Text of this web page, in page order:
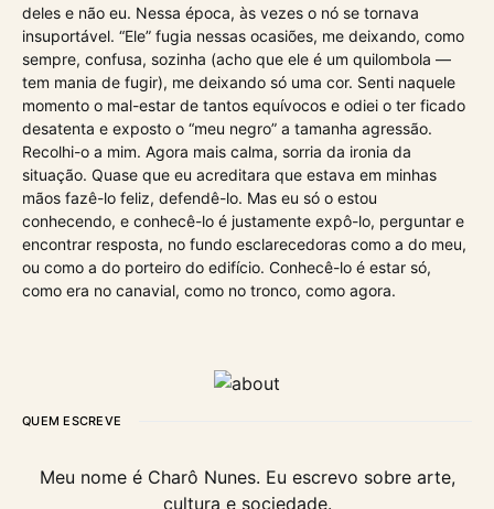
deles e não eu. Nessa época, às vezes o nó se tornava
insuportável. “Ele” fugia nessas ocasiões, me deixando, como
sempre, confusa, sozinha (acho que ele é um quilombola —
tem mania de fugir), me deixando só uma cor. Senti naquele
momento o mal-estar de tantos equívocos e odiei o ter ficado
desatenta e exposto o “meu negro” a tamanha agressão.
Recolhi-o a mim. Agora mais calma, sorria da ironia da
situação. Quase que eu acreditara que estava em minhas
mãos fazê-lo feliz, defendê-lo. Mas eu só o estou
conhecendo, e conhecê-lo é justamente expô-lo, perguntar e
encontrar resposta, no fundo esclarecedoras como a do meu,
ou como a do porteiro do edifício. Conhecê-lo é estar só,
como era no canavial, como no tronco, como agora.
QUEM ESCREVE
Meu nome é Charô Nunes. Eu escrevo sobre arte,
cultura e sociedade.